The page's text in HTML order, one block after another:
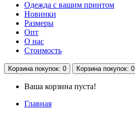
Одежда с вашим принтом
Новинки
Размеры
Опт
О нас
Стоимость
Корзинапокупок: 0 Корзинапокупок: 0
Ваша корзина пуста!
Главная